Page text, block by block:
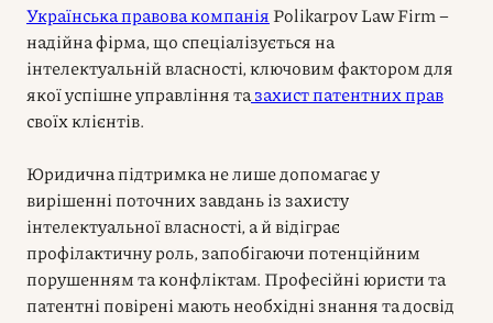
Українська правова компаніяPolikarpov Law Firm –
надійна фірма, що спеціалізується на
інтелектуальній власності, ключовим фактором для
якої успішне управління тазахист патентних прав
своїх клієнтів.
Юридична підтримка не лише допомагає у
вирішенні поточних завдань із захисту
інтелектуальної власності, а й відіграє
профілактичну роль, запобігаючи потенційним
порушенням та конфліктам. Професійні юристи та
патентні повірені мають необхідні знання та досвід